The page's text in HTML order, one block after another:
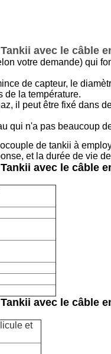
avec le câble
votre demande) qui
de capteur, le
de la température.
il peut être fixé dans
qui n'a pas beaucoup
de tankii à
et la durée de vie
avec le câble
avec le câble
et